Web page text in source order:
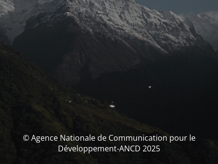
© Agence Nationale de Communication pour le
Développement-ANCD 2025